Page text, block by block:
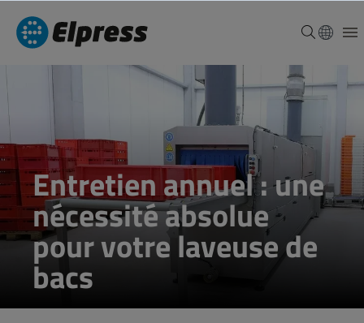
Entretien annuel : une
nécessité absolue
pour votre laveuse de
bacs